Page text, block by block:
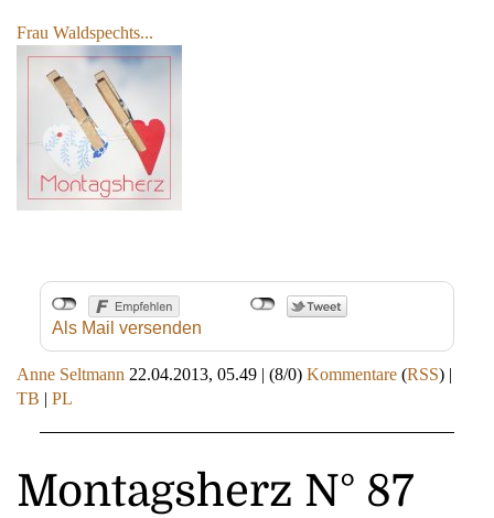
Frau Waldspechts...
Als Mail versenden
Anne Seltmann 22.04.2013, 05.49 | (8/0) Kommentare (RSS) |
TB | PL
Montagsherz N° 87